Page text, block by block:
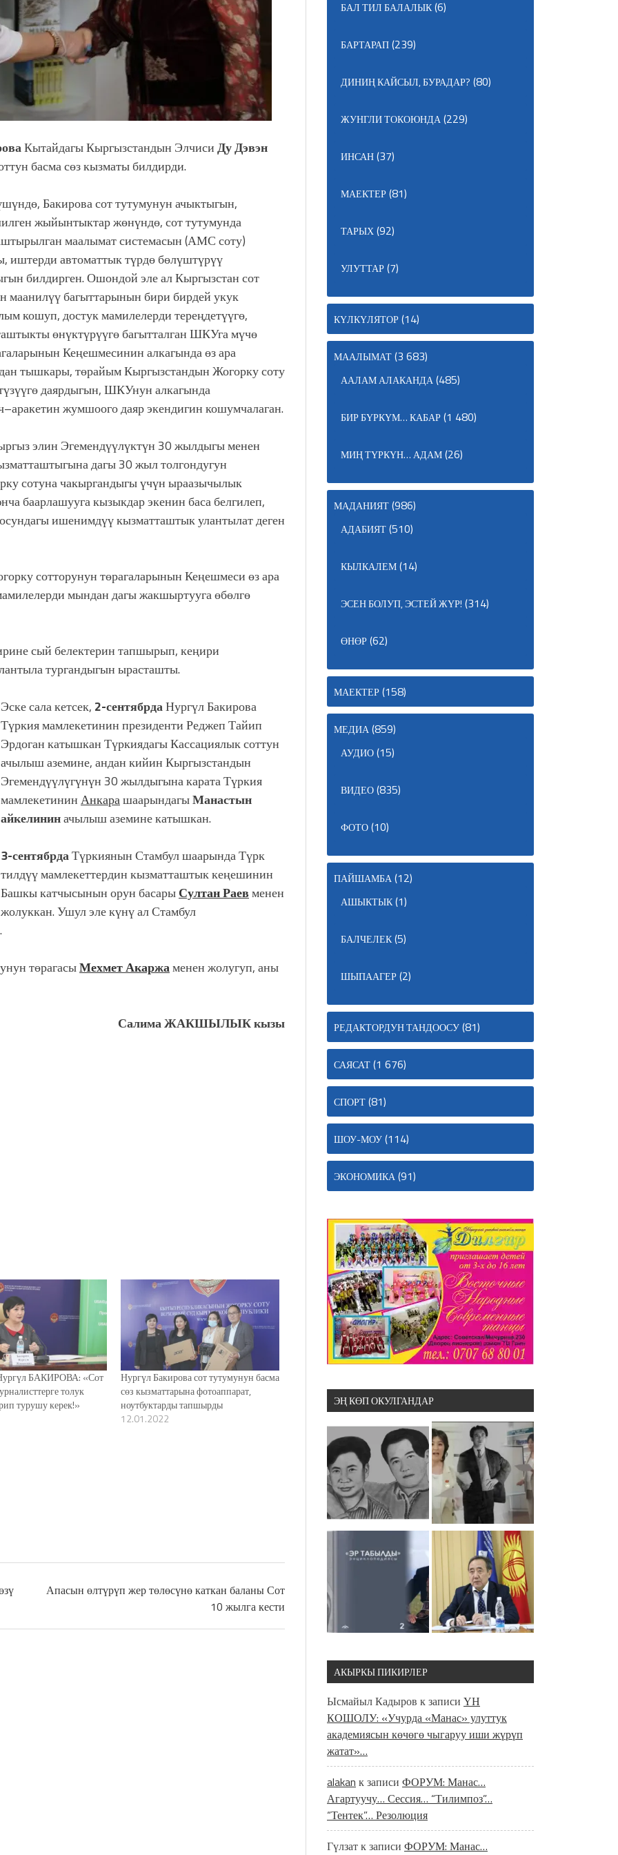
Кытайдагы Кыргызстандын ЭлчисиДу Дэвэн
басма сөз кызматы билдирди.
Бакирова сот тутумунун ачыктыгын,
жыйынтыктар жөнүндө, сот тутумунда
маалымат системасын (АМС соту)
иштерди автоматтык түрдө бөлүштүрүү
билдирген. Ошондой эле ал Кыргызстан сот
багыттарынын бири бирдей укук
кошуп, достук мамилелерди тереңдетүүгө,
өнүктүрүүгө багытталган ШКУга мүчө
Кеңешмесинин алкагында өз ара
тышкары, төрайым Кыргызстандын Жогорку соту
даярдыгын, ШКУнун алкагында
жумшоого даяр экендигин кошумчалаган.
элин Эгемендүүлүктүн 30 жылдыгы менен
дагы 30 жыл толгондугун
сотуна чакыргандыгы үчүн ыраазычылык
баарлашууга кызыкдар экенин баса белгилеп,
ишенимдүү кызматташтык улантылат деген
сотторунун төрагаларынын Кеңешмеси өз ара
мындан дагы жакшыртууга өбөлгө
сый белектерин тапшырып, кеңири
тургандыгын ырасташты.
Эске сала кетсек, 2-сентябрдаНургүл Бакирова
Түркия мамлекетинин президенти Реджеп Тайип
Эрдоган катышкан Түркиядагы Кассациялык соттун
ачылыш аземине, андан кийин Кыргызстандын
Эгемендүүлүгүнүн 30 жылдыгына карата Түркия
мамлекетининАнкарашаарындагыМанастын
айкелининачылыш аземине катышкан.
3-сентябрдаТүркиянын Стамбул шаарында Түрк
Башкы катчысынын орун басарыСултан
шаарындагыЧамлыджа мечитиндеболгон.
төрагасы
БАКИРОВА: «Сот
толук
турушу керек!»
Нургүл Бакирова сот тутумунун басма
сөз кызматтарына фотоаппарат,
ноутбуктарды тапшырды
12.01.2022
БАЛ ТИЛ БАЛАЛЫК(6)
БАРТАРАП(239)
ДИНИҢ КАЙСЫЛ, БУРАДАР? (80)
ЖУНГЛИ ТОКОЮНДА(229)
ИНСАН(37)
МАЕКТЕР(81)
ТАРЫХ(92)
УЛУТТАР(7)
КҮЛКҮЛЯТОР(14)
МААЛЫМАТ(3 683)
ААЛАМ АЛАКАНДА(485)
БИР БҮРКҮМ… КАБАР(1 480)
МИҢ ТҮРКҮН… АДАМ(26)
МАДАНИЯТ(986)
АДАБИЯТ(510)
КЫЛКАЛЕМ(14)
ЭСЕН БОЛУП, ЭСТЕЙ ЖҮР! (314)
ӨНӨР(62)
МАЕКТЕР(158)
МЕДИА(859)
АУДИО(15)
ВИДЕО(835)
ФОТО(10)
ПАЙШАМБА(12)
АШЫКТЫК(1)
БАЛЧЕЛЕК(5)
ШЫПААГЕР(2)
РЕДАКТОРДУН ТАНДООСУ(81)
САЯСАТ(1 676)
СПОРТ(81)
ШОУ-МОУ(114)
ЭКОНОМИКА(91)
ЭҢ КӨП ОКУЛГАНДАР
АКЫРКЫ ПИКИРЛЕР
Ысмайыл Кадыров к записи ҮН
КОШОЛУ: «Учурда «Манас» улуттук
академиясын көчөгө чыгаруу иши жүрүп
жатат»…
alakan к записи ФОРУМ: Манас…
Агартуучу… Сессия… “Тилимпоз”…
“Тентек”… Резолюция
Гүлзатк записи ФОРУМ: Манас…